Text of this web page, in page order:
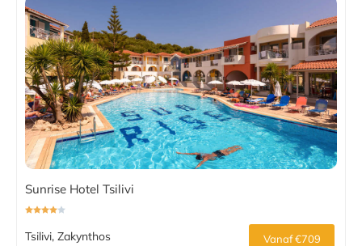
Sunrise Hotel Tsilivi
Tsilivi, Zakynthos Vanaf €709